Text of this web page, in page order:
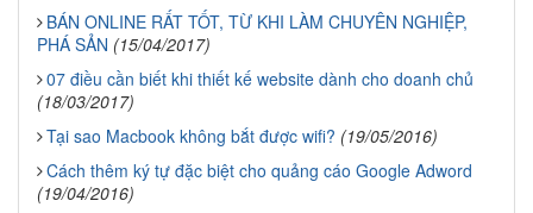
BÁN ONLINE RẤT TỐT, TỪ KHI LÀM CHUYÊN NGHIỆP,
PHÁ SẢN (15/04/2017)
07 điều cần biết khi thiết kế website dành cho doanh chủ
(18/03/2017)
Tại sao Macbook không bắt được wifi? (19/05/2016)
Cách thêm ký tự đặc biệt cho quảng cáo Google Adword
(19/04/2016)